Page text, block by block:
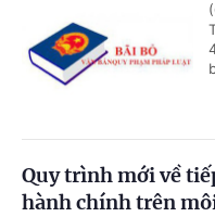
Quy trình mới về
hành chính trên